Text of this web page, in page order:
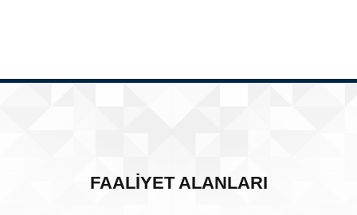
FAALİYET ALANLARI